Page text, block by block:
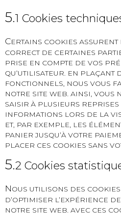
5.1 Cookies
CERTAINS COOKIES
CORRECT DE CERTAINES
PRISE EN COMPTE DE VOS
QU’UTILISATEUR. EN PLAÇANT
FONCTIONNELS, NOUS VOUS
NOTRE SITE WEB. AINSI, VOUS
SAISIR À PLUSIEURS
INFORMATIONS LORS DE LA
ET, PAR EXEMPLE, LES
PANIER JUSQU’À VOTRE
PLACER CES COOKIES SANS
5.2 Cookies
NOUS UTILISONS DES
D’OPTIMISER L’EXPÉRIENCE
NOTRE SITE WEB. AVEC CES